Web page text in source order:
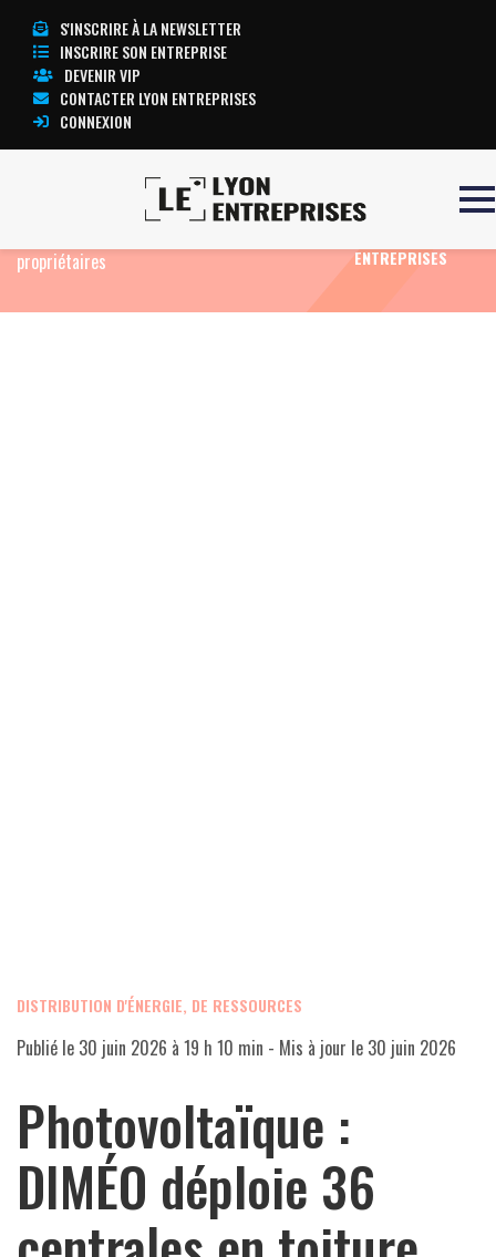
S'INSCRIRE À LA NEWSLETTER
INSCRIRE SON ENTREPRISE
DEVENIR VIP
CONTACTER LYON ENTREPRISES
CONNEXION
Photovoltaïque : DIMÉO
propriétaires
TOUTE
ENTREPRISES
DISTRIBUTION D'ÉNERGIE, DE RESSOURCES
Publié le 30 juin 2026 à 19 h 10 min - Mis à jour le 30 juin 2026
Photovoltaïque :
DIMÉO déploie 36